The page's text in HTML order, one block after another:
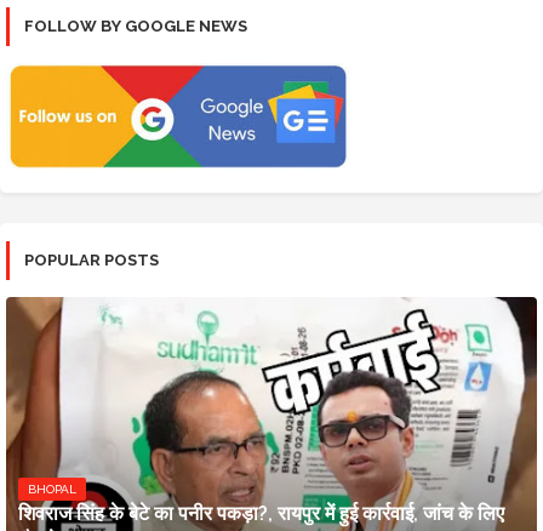
FOLLOW BY GOOGLE NEWS
POPULAR POSTS
BHOPAL
शिवराज सिंह के बेटे का पनीर पकड़ा?, रायपुर में हुई कार्रवाई, जांच के लिए